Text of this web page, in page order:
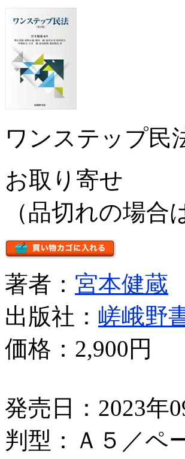
ワンステップ
お取り寄せ
（品切れの場
著者： 宮本健蔵
出版社： 嵯峨野
価格： 2,900円
発売日：2023年
判型：Ａ５／ペ